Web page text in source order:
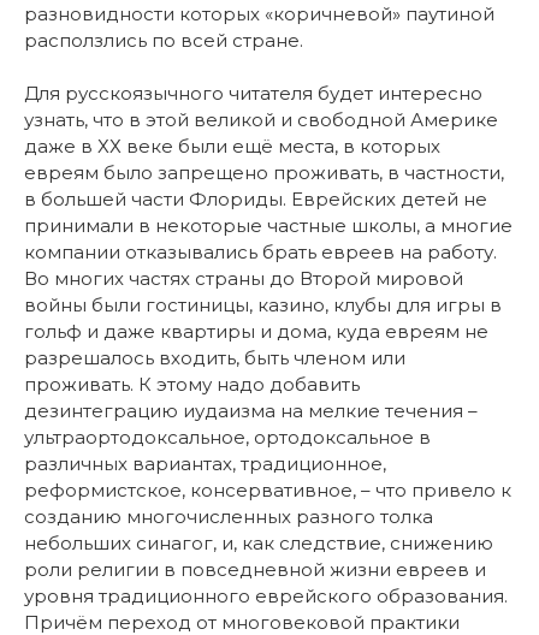
разновидности которых «коричневой» паутиной
расползлись по всей стране.
Для русскоязычного читателя будет интересно
узнать, что в этой великой и свободной Америке
даже в ХХ веке были ещё места, в которых
евреям было запрещено проживать, в частности,
в большей части Флориды. Еврейских детей не
принимали в некоторые частные школы, а многие
компании отказывались брать евреев на работу.
Во многих частях страны до Второй мировой
войны были гостиницы, казино, клубы для игры в
гольф и даже квартиры и дома, куда евреям не
разрешалось входить, быть членом или
проживать. К этому надо добавить
дезинтеграцию иудаизма на мелкие течения –
ультраортодоксальное, ортодоксальное в
различных вариантах, традиционное,
реформистское, консервативное, – что привело к
созданию многочисленных разного толка
небольших синагог, и, как следствие, снижению
роли религии в повседневной жизни евреев и
уровня традиционного еврейского образования.
Причём переход от многовековой практики